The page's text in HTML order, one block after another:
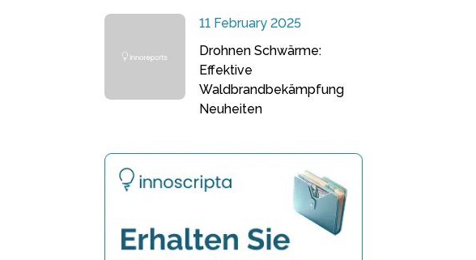
11 February 2025
Drohnen Schwärme:
Effektive
Waldbrandbekämpfung
Neuheiten